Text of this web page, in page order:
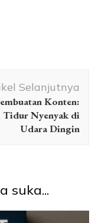
Selanjutnya
Konten:
Tidur Nyenyak di
Udara Dingin
suka...